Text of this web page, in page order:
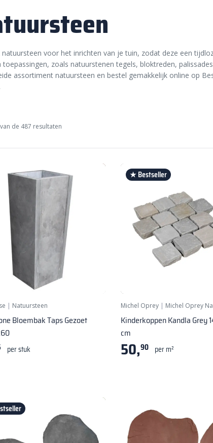
natuursteen voor het inrichten van je tuin, zodat deze een
toepassingen, zoals natuurstenen tegels, bloktreden,
assortiment natuursteen en bestel gemakkelijk online op
van de 487 resultaten
| Natuursteen
Bloembak Taps Gezoet
per stuk
★ Bestseller
Michel Oprey | Michel Oprey
Kinderkoppen Kandla Grey
cm
50,90 per m²